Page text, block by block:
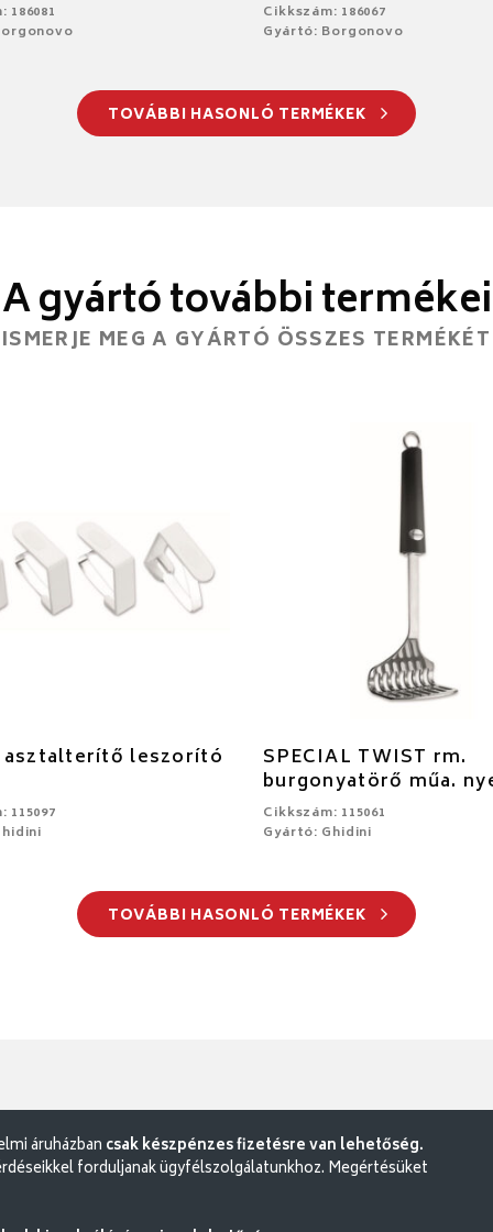
186081
Cikkszám: 186067
Gyártó: Borgonovo
TOVÁBBI HASONLÓ TERMÉKEK
A gyártó további termékei
ISMERJE MEG A GYÁRTÓ ÖSSZES TERMÉKÉT
asztalterítő leszorító
115097
SPECIAL TWIST rm.
burgonyatörő műa.
Cikkszám: 115061
Gyártó: Ghidini
TOVÁBBI HASONLÓ TERMÉKEK
áruházban csak készpénzes fizetésre van lehetőség.
forduljanak ügyfélszolgálatunkhoz. Megértésüket